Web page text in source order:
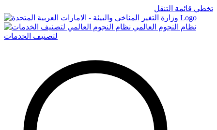
تخطي قائمة التنقل
Logo
نظام النجوم العالمي
لتصنيف الخدمات